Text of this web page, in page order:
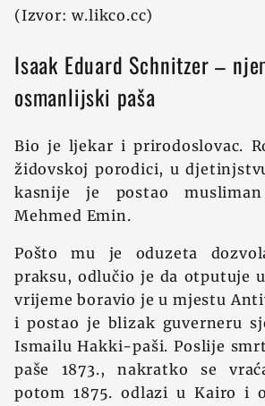
(Izvor: w.likco.cc)
Isaak Eduard Schnitzer –
osmanlijski paša
Bio je ljekar i prirodoslovac.
židovskoj porodici, u
kasnije je postao
Mehmed Emin.
Pošto mu je oduzeta
praksu, odlučio je da otputuje
vrijeme boravio je u mjestu
i postao je blizak guverneru
Ismailu Hakki-paši. Poslije
paše 1873., nakratko se
potom 1875. odlazi u Kairo i